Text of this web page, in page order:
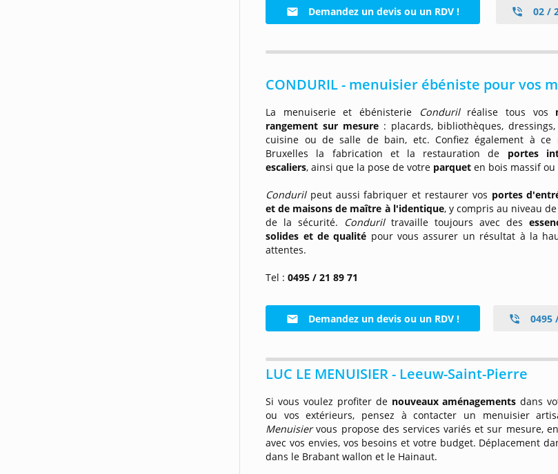
Demandez un devis ou un RDV ! 02 /
CONDURIL - menuisier ébéniste pour vos
La menuiserie et ébénisterie Conduril réalise tous vos
rangement sur mesure: placards, bibliothèques,
cuisine ou de salle de bain, etc. Confiez également à ce
Bruxelles la fabrication et la restauration de portes
escaliers, ainsi que la pose de votre parqueten bois massif
Conduril peut aussi fabriquer et restaurer vos portes
et de maisons de maître à l'identique, y compris au niveau
de la sécurité. Conduriltravaille toujours avec des
solides et de qualité pour vous assurer un résultat à la
attentes.
Tel :0495 / 21 89 71
Demandez un devis ou un RDV ! 0495
LUC LE MENUISIER - Leeuw-Saint-Pierre
Si vous voulez profiter denouveaux aménagementsdans
ou vos extérieurs, pensez à contacter un menuisier
Menuisiervous propose des services variés et sur mesure,
avec vos envies, vos besoins et votre budget. Déplacement
dans le Brabant wallon et le Hainaut.